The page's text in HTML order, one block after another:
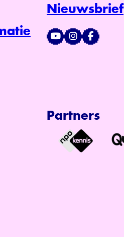
Nieuwsbrief
Partners